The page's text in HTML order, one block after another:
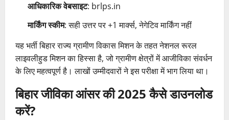
आधिकारिक वेबसाइट: brlps.in
मार्किंग स्कीम: सही उत्तर पर +1 मार्क्स, नेगेटिव मार्किंग नहीं
यह भर्ती बिहार राज्य ग्रामीण विकास मिशन के तहत नेशनल रूरल
लाइवलीहुड मिशन का हिस्सा है, जो ग्रामीण क्षेत्रों में आजीविका संवर्धन
के लिए महत्वपूर्ण है। लाखों उम्मीदवारों ने इस परीक्षा में भाग लिया था।
बिहार जीविका आंसर की 2025 कैसे डाउनलोड
करें?